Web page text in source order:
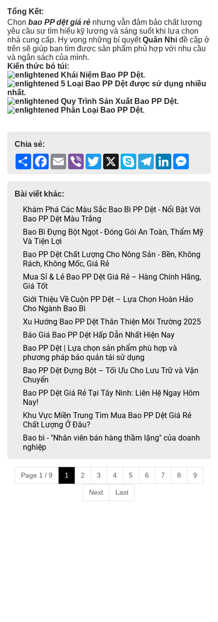
Tổng Kết:
Chọn bao PP dệt giá rẻ nhưng vẫn đảm bảo chất lượng
yêu cầu sự tìm hiểu kỹ lượng và sáng suốt khi lựa chọn
nhà cung cấp. Hy vọng những bí quyếtQuân Nhi đề cập ở
trên sẽ giúp bạn tìm được sản phẩm phù hợp với nhu cầu
và ngân sách của mình.
Kiến thức bỏ túi:
Khái Niệm Bao PP Dệt.
5 Loại Bao PP Dệt được sử dụng nhiều
nhất.
Quy Trình Sản Xuất Bao PP Dệt.
Phân Loại Bao PP Dệt.
Chia sẻ:
ShareFacebook
EmailViber Twitter
X SkypeTelegramLinkedIn
Bài viết khác:
Khám Phá Các Màu Sắc Bao Bì PP Dệt - Nổi Bật Với
Bao PP Dệt Màu Trắng
Bao Bì Đựng Bột Ngọt - Đóng Gói An Toàn, Thẩm Mỹ
Và Tiện Lợi
Bao PP Dệt Chất Lượng Cho Nông Sản - Bền, Không
Rách, Không Mốc, Giá Rẻ
Mua Sỉ & Lẻ Bao PP Dệt Giá Rẻ – Hàng Chính Hãng,
Giá Tốt
Giới Thiệu Về Cuộn PP Dệt – Lựa Chọn Hoàn Hảo
Cho Ngành Bao Bì
Xu Hướng Bao PP Dệt Thân Thiện Môi Trường 2025
Báo Giá Bao PP Dệt Hấp Dẫn Nhất Hiện Nay
Bao PP Dệt | Lựa chọn sản phẩm phù hợp và
phương pháp bảo quản tái sử dụng
Bao PP Dệt Đựng Bột – Tối Ưu Cho Lưu Trữ và Vận
Chuyển
Bao PP Dệt Giá Rẻ Tại Tây Ninh: Liên Hệ Ngay Hôm
Nay!
Khu Vực Miền Trung Tìm Mua Bao PP Dệt Giá Rẻ
Chất Lượng Ở Đâu?
Bao bì - "Nhân viên bán hàng thầm lặng" của doanh
nghiệp
Page 1 / 9 1 2 3 4 5 6 7 8 9
Next Last